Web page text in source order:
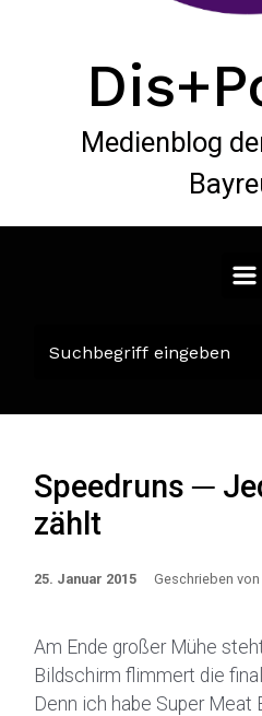
Medienblog
Speedruns ─
zählt
25. Januar 2015 Geschrieben von
Am Ende großer Mühe
Bildschirm flimmert die
Denn ich habe Super Meat